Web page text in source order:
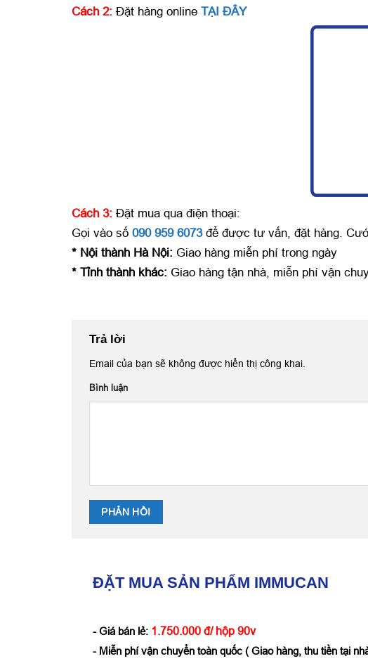
Cách 2: Đặt hàng online TẠI ĐÂY
Cách 3: Đặt mua qua điện thoại:
Gọi vào số 090 959 6073để được tư vấn, đặt hàng.
* Nội thành Hà Nội: Giao hàng miễn phí trong ngày
* Tỉnh thành khác: Giao hàng tận nhà, miễn phí vận
Trả lời
Email của bạn sẽ không được hiển thị công khai.
Bình luận
ĐẶT MUA SẢN PHẨM IMMUCAN
- Giá bán lẻ: 1.750.000 đ/ hộp 90v
- Miễn phí vận chuyển toàn quốc ( Giao hàng, thu tiền tại